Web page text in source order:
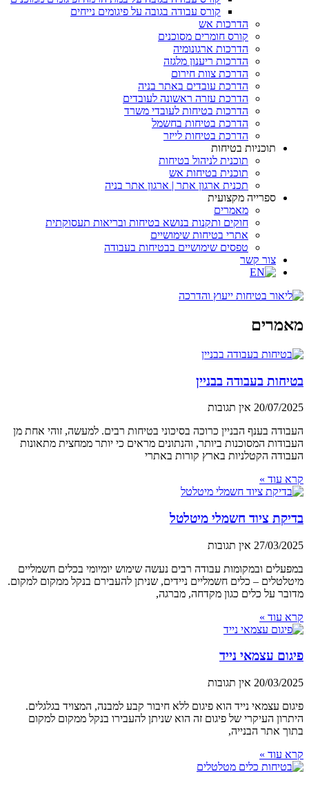
קורס עבודה בגובה על פיגומים נייחים
הדרכות אש
קורס חומרים מסוכנים
הדרכות ארגונומיה
הדרכות ריענון מלגזה
הדרכת צוות חירום
הדרכת עובדים באתר בניה
הדרכת עזרה ראשונה לעובדים
הדרכות בטיחות לעובדי משרד
הדרכת בטיחות בחשמל
הדרכת בטיחות לייזר
תוכניות בטיחות
תוכנית לניהול בטיחות
תוכנית בטיחות אש
תכנית ארגון אתר | ארגון אתר בניה
ספרייה מקצועית
מאמרים
חוקים ותקנות בנושא בטיחות ובריאות תעסוקתית
אתרי בטיחות שימושיים
טפסים שימושיים בבטיחות בעבודה
צור קשר
מאמרים
בטיחות בעבודה בבניין
20/07/2025 אין תגובות
העבודה בענף הבניין כרוכה בסיכוני בטיחות רבים. למעשה, זוהי אחת מן
העבודות המסוכנות ביותר, והנתונים מראים כי יותר ממחצית מתאונות
העבודה הקטלניות בארץ קורות באתרי
קרא עוד »
בדיקת ציוד חשמלי מיטלטל
27/03/2025 אין תגובות
במפעלים ובמקומות עבודה רבים נעשה שימוש יומיומי בכלים חשמליים
מיטלטלים – כלים חשמליים ניידים, שניתן להעבירם בנקל ממקום למקום.
מדובר על כלים כגון מקדחה, מברגה,
קרא עוד »
פיגום עצמאי נייד
20/03/2025 אין תגובות
פיגום עצמאי נייד הוא פיגום ללא חיבור קבע למבנה, המצויד בגלגלים.
היתרון העיקרי של פיגום זה הוא שניתן להעבירו בנקל ממקום למקום
בתוך אתר הבנייה,
קרא עוד »